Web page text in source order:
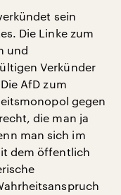
sein
Die Linke zum
und
Verkünder
AfD zum
gegen
die man ja
man sich im
dem öffentlich